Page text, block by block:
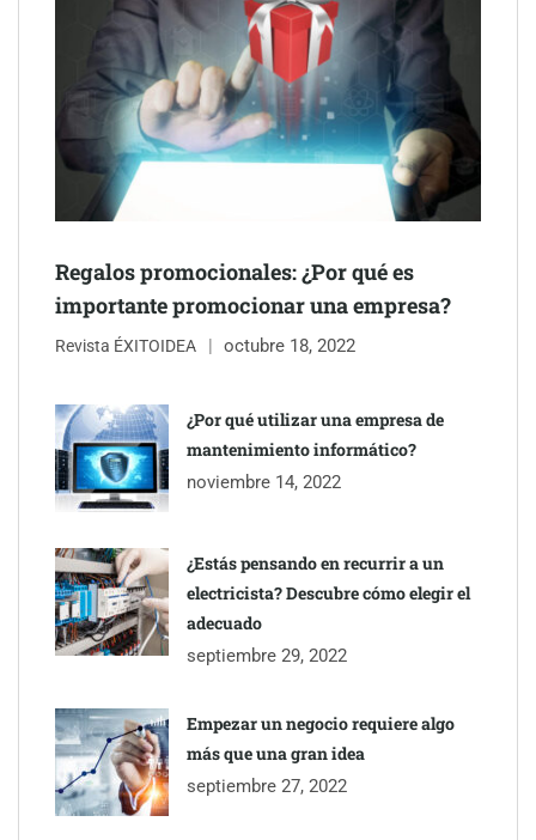
Schaeffler mejora su rentabilidad en el primer semestre de 2026
NOVA: innovación y diseño que transforman espacios de la
mano de Tormo Franquicias
Regalos promocionales: ¿Por qué es
importante promocionar una empresa?
Revista ÉXITOIDEA octubre 18, 2022
¿Por qué utilizar una empresa de
mantenimiento informático?
noviembre 14, 2022
¿Estás pensando en recurrir a un
electricista? Descubre cómo elegir el
adecuado
septiembre 29, 2022
Empezar un negocio requiere algo
más que una gran idea
septiembre 27, 2022